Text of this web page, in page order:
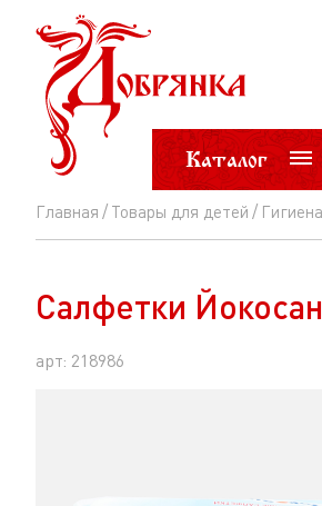
Каталог
Главная Товары для детей
Салфетки
Йокосан
детские
влажные
Салфетки
арт: 218986